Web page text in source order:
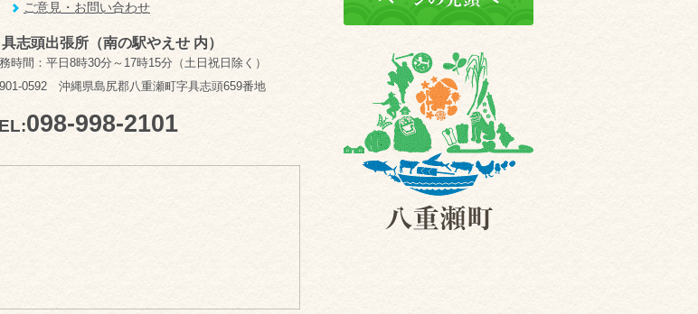
ご意見・お問い合わせ
具志頭出張所（南の駅やえせ 内）
時間：平日8時30分～17時15分（土日祝日除く）
0592 沖縄県島尻郡八重瀬町字具志頭659番地
098-998-2101